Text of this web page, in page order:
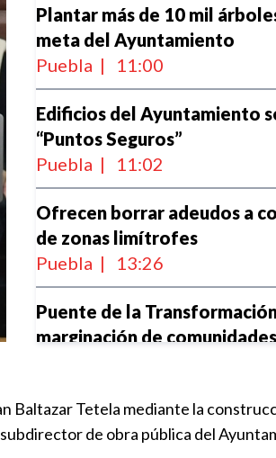
Plantar más de 10 mil
meta del Ayuntamiento
Puebla | 11:00
Edificios del Ayuntamiento
“Puntos Seguros”
Puebla | 11:02
Ofrecen borrar adeudos a
de zonas limítrofes
Puebla | 13:26
Puente de la
marginación de comunidades
Avanza 65% la obra de La
Puebla | 16:30
Baltazar Tetela mediante la
de obra pública del